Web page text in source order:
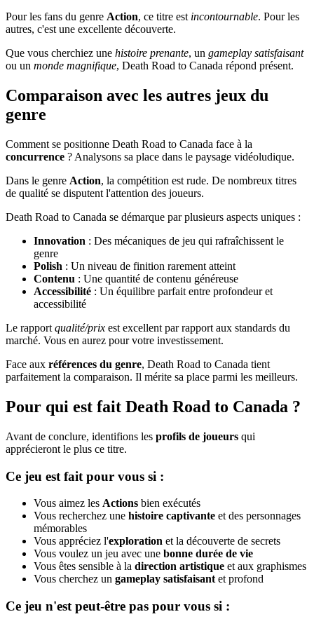
Pour les fans du genre Action, ce titre est incontournable. Pour les
autres, c'est une excellente découverte.
Que vous cherchiez une histoire prenante, un gameplay satisfaisant
ou un monde magnifique, Death Road to Canada répond présent.
Comparaison avec les autres jeux du
genre
Comment se positionne Death Road to Canada face à la
concurrence ? Analysons sa place dans le paysage vidéoludique.
Dans le genre Action, la compétition est rude. De nombreux titres
de qualité se disputent l'attention des joueurs.
Death Road to Canada se démarque par plusieurs aspects uniques :
Innovation : Des mécaniques de jeu qui rafraîchissent le
genre
Polish : Un niveau de finition rarement atteint
Contenu : Une quantité de contenu généreuse
Accessibilité : Un équilibre parfait entre profondeur et
accessibilité
Le rapport qualité/prix est excellent par rapport aux standards du
marché. Vous en aurez pour votre investissement.
Face aux références du genre, Death Road to Canada tient
parfaitement la comparaison. Il mérite sa place parmi les meilleurs.
Pour qui est fait Death Road to Canada ?
Avant de conclure, identifions les profils de joueurs qui
apprécieront le plus ce titre.
Ce jeu est fait pour vous si :
Vous aimez les Actions bien exécutés
Vous recherchez une histoire captivante et des personnages
mémorables
Vous appréciez l'exploration et la découverte de secrets
Vous voulez un jeu avec une bonne durée de vie
Vous êtes sensible à la direction artistique et aux graphismes
Vous cherchez un gameplay satisfaisant et profond
Ce jeu n'est peut-être pas pour vous si :